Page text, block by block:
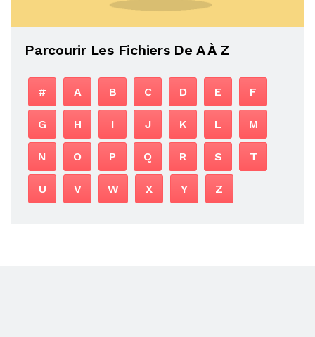
Parcourir Les Fichiers De A À Z
# A B C D E F
G H I J K L M
N O P Q R S T
U V W X Y Z